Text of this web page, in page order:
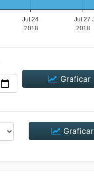
Graficar
Graficar